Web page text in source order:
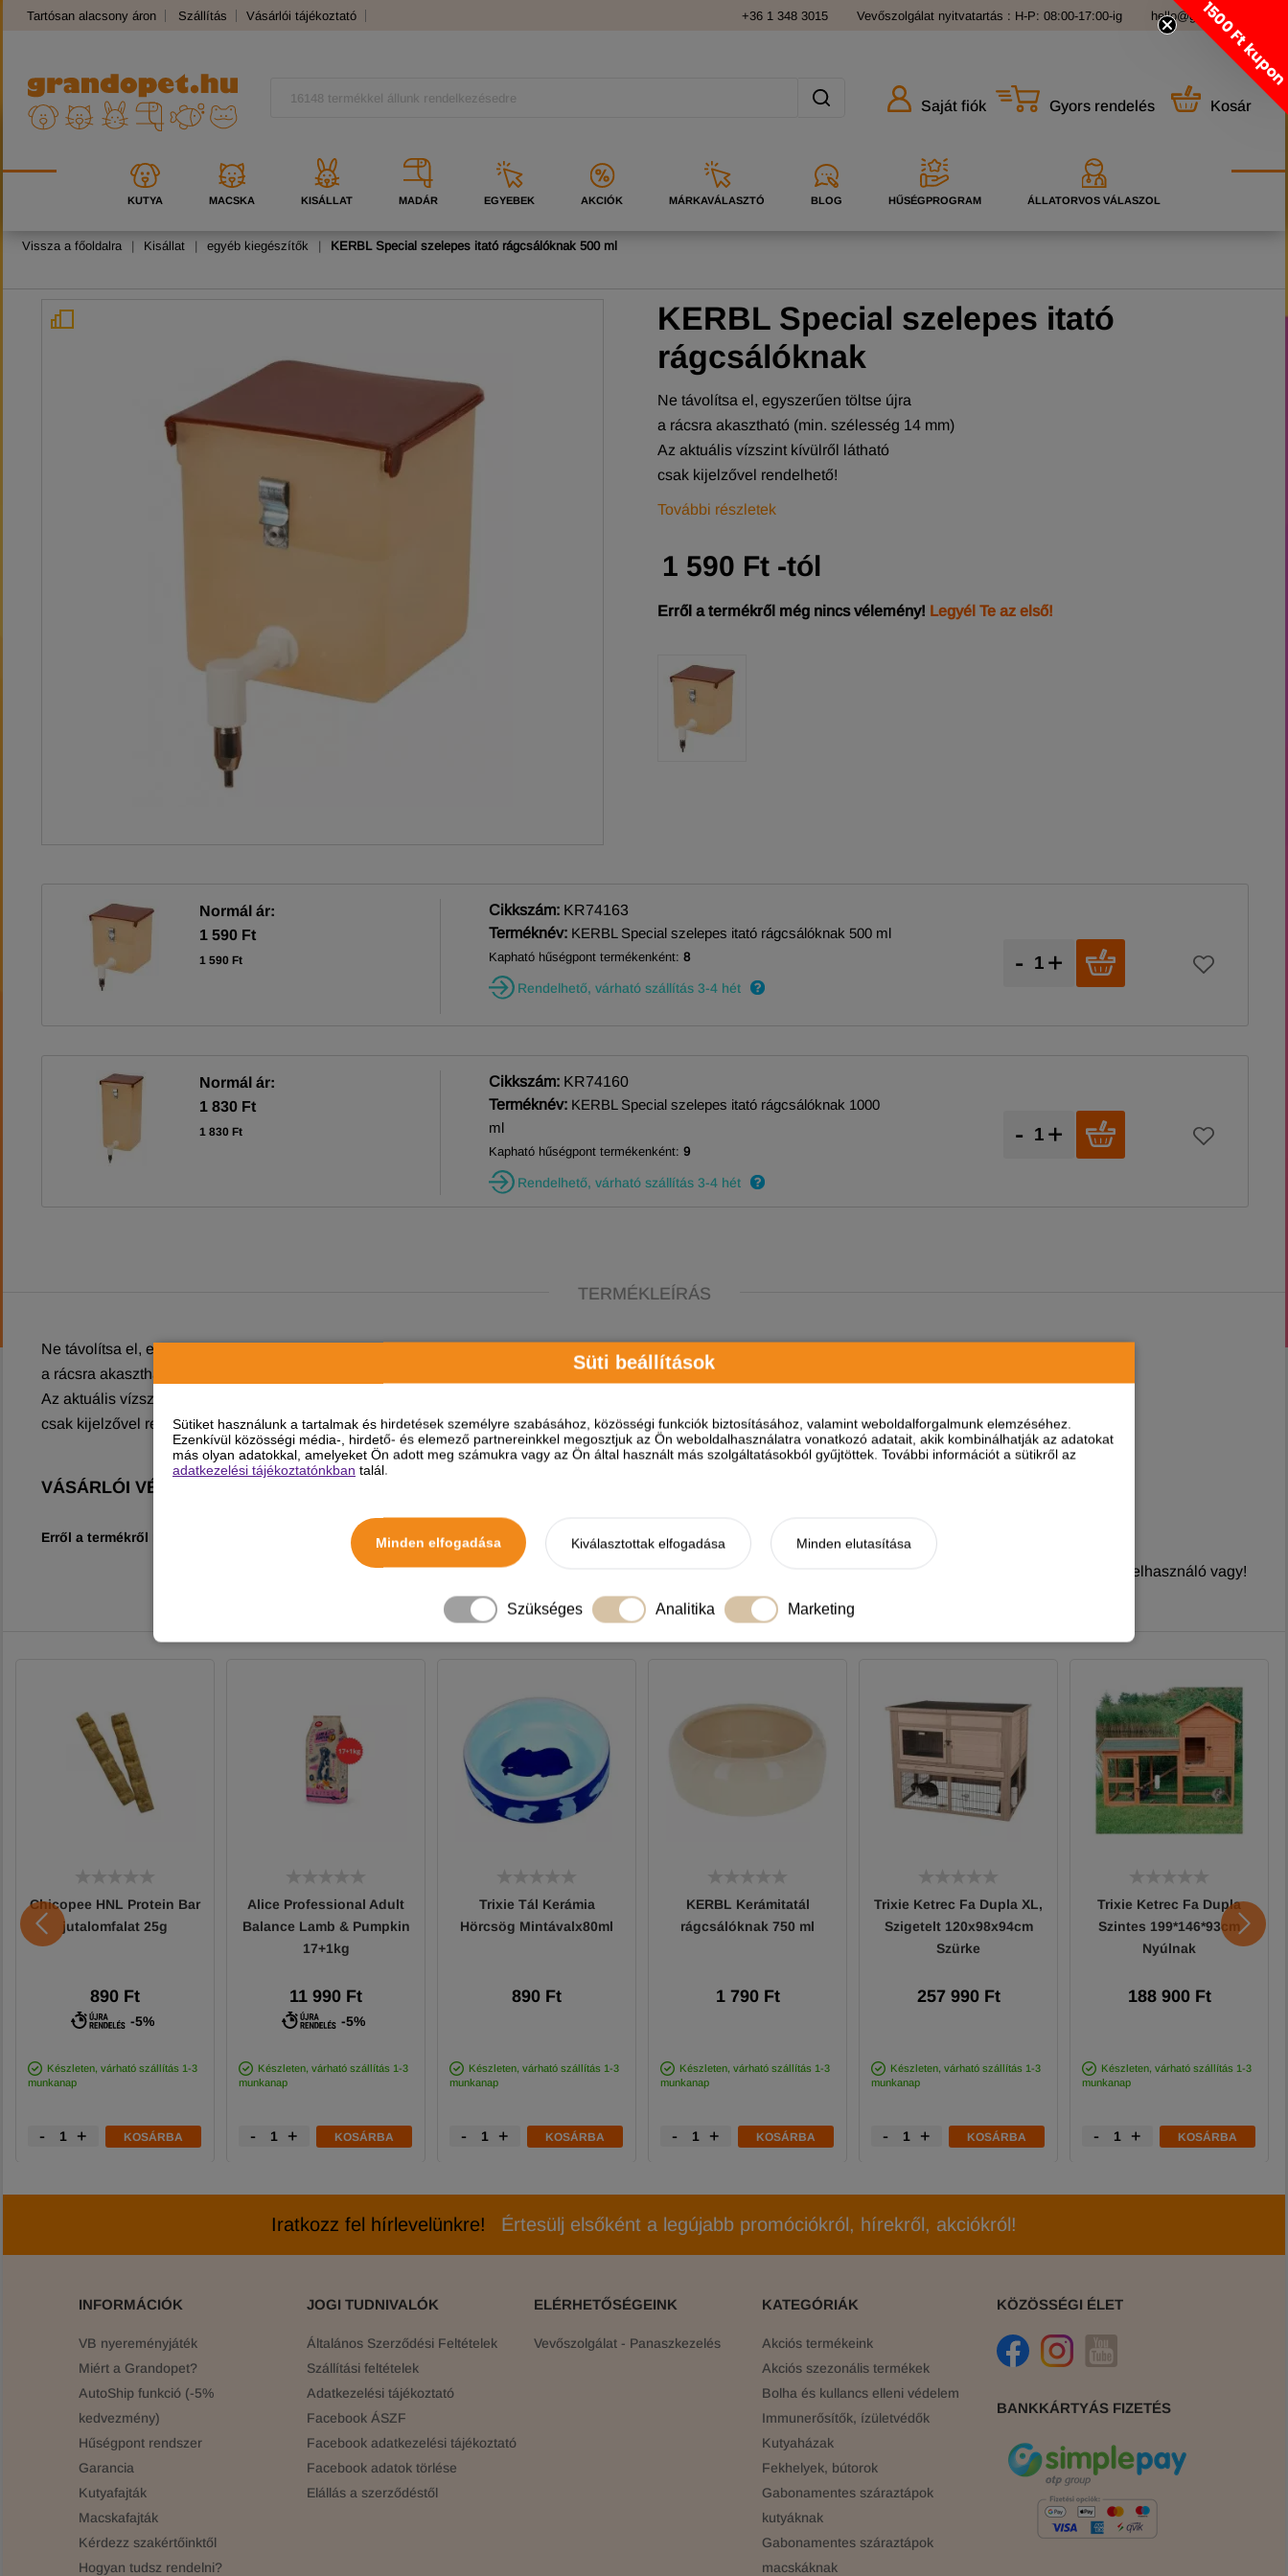
Süti beállítások
Sütiket használunk a tartalmak és hirdetések személyre szabásához, közösségi funkciók biztosításához, valamint weboldalforgalmunk elemzéséhez.
Ezenkívül közösségi média-, hirdető- és elemező partnereinkkel megosztjuk az Ön weboldalhasználatra vonatkozó adatait, akik kombinálhatják az adatokat
más olyan adatokkal, amelyeket Ön adott meg számukra vagy az Ön által használt más szolgáltatásokból gyűjtöttek. További információt a sütikről az
adatkezelési tájékoztatónkban talál.
Minden elfogadása Kiválasztottak elfogadása Minden elutasítása
Szükséges Analitika Marketing
Tartósan alacsony áron Szállítás Vásárlói tájékoztató +36 1 348 3015 Vevőszolgálat nyitvatartás : H-P: 08:00-17:00-ig hello@grandopet.hu
Saját fiók Gyors rendelés Kosár
KUTYA MACSKA KISÁLLAT MADÁR EGYEBEK AKCIÓK MÁRKAVÁLASZTÓ BLOG HŰSÉGPROGRAM ÁLLATORVOS VÁLASZOL
Vissza a főoldalra | Kisállat | egyéb kiegészítők | KERBL Special szelepes itató rágcsálóknak 500 ml
KERBL Special szelepes itató
rágcsálóknak
Ne távolítsa el, egyszerűen töltse újra
a rácsra akasztható (min. szélesség 14 mm)
Az aktuális vízszint kívülről látható
csak kijelzővel rendelhető!
További részletek
1 590 Ft -tól
Erről a termékről még nincs vélemény! Legyél Te az első!
Normál ár:
1 590 Ft
1 590 Ft
Cikkszám: KR74163
Terméknév: KERBL Special szelepes itató rágcsálóknak 500 ml
Kapható hűségpont termékenként: 8
Rendelhető, várható szállítás 3-4 hét
+
-
Normál ár:
1 830 Ft
1 830 Ft
Cikkszám: KR74160
Terméknév: KERBL Special szelepes itató rágcsálóknak 1000
ml
Kapható hűségpont termékenként: 9
Rendelhető, várható szállítás 3-4 hét
+
-
TERMÉKLEÍRÁS
Ne távolítsa el, egyszerűen töltse újra
a rácsra akasztható (min. szélesség 14 mm)
Az aktuális vízszint kívülről látható
csak kijelzővel rendelhető!
VÁSÁRLÓI VÉLEMÉNYEK
Erről a termékről még nincs vélemény!
felhasználó vagy!
NEKED AJÁNLJUK
Chicopee HNL Protein Bar
jutalomfalat 25g
890 Ft
-5%
Készleten, várható szállítás 1-3
munkanap
- + KOSÁRBA
Alice Professional Adult
Balance Lamb & Pumpkin
17+1kg
11 990 Ft
-5%
Készleten, várható szállítás 1-3
munkanap
- + KOSÁRBA
Trixie Tál Kerámia
Hörcsög Mintávalx80ml
890 Ft
Készleten, várható szállítás 1-3
munkanap
- + KOSÁRBA
KERBL Kerámitatál
rágcsálóknak 750 ml
1 790 Ft
Készleten, várható szállítás 1-3
munkanap
- + KOSÁRBA
Trixie Ketrec Fa Dupla XL,
Szigetelt 120x98x94cm
Szürke
257 990 Ft
Készleten, várható szállítás 1-3
munkanap
- + KOSÁRBA
Trixie Ketrec Fa Dupla
Szintes 199*146*93cm
Nyúlnak
188 900 Ft
Készleten, várható szállítás 1-3
munkanap
- + KOSÁRBA
Iratkozz fel hírlevelünkre! Értesülj elsőként a legújabb promóciókról, hírekről, akciókról!
INFORMÁCIÓK
VB nyereményjáték
Miért a Grandopet?
AutoShip funkció (-5%
kedvezmény)
Hűségpont rendszer
Garancia
Kutyafajták
Macskafajták
Kérdezz szakértőinktől
Hogyan tudsz rendelni?
JOGI TUDNIVALÓK
Általános Szerződési Feltételek
Szállítási feltételek
Adatkezelési tájékoztató
Facebook ÁSZF
Facebook adatkezelési tájékoztató
Facebook adatok törlése
Elállás a szerződéstől
ELÉRHETŐSÉGEINK
Vevőszolgálat - Panaszkezelés
KATEGÓRIÁK
Akciós termékeink
Akciós szezonális termékek
Bolha és kullancs elleni védelem
Immunerősítők, ízületvédők
Kutyaházak
Fekhelyek, bútorok
Gabonamentes száraztápok
kutyáknak
Gabonamentes száraztápok
macskáknak
KÖZÖSSÉGI ÉLET
BANKKÁRTYÁS FIZETÉS
1500 Ft